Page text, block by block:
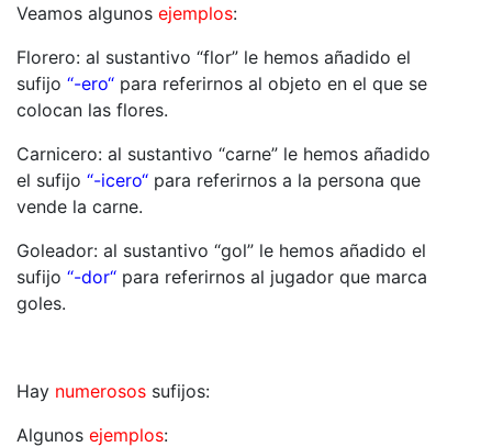
Veamos algunos ejemplos:
Florero: al sustantivo “flor” le hemos añadido el
sufijo “-ero“ para referirnos al objeto en el que se
colocan las flores.
Carnicero: al sustantivo “carne” le hemos añadido
el sufijo “-icero“ para referirnos a la persona que
vende la carne.
Goleador: al sustantivo “gol” le hemos añadido el
sufijo “-dor“ para referirnos al jugador que marca
goles.
Hay numerosos sufijos:
Algunos ejemplos: